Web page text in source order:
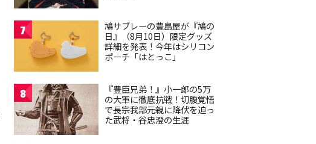
7
鳩サブレーの豊島屋が『鳩の
日』（8月10日）限定グッズ
詳細を発表！今年はシリコン
ポーチ「はとっこ」
8
『豊臣兄弟！』小一郎の5万
の大軍に徹底抗戦！切腹覚悟
で長宗我部元親に降伏を迫っ
た武将・谷忠澄の生涯